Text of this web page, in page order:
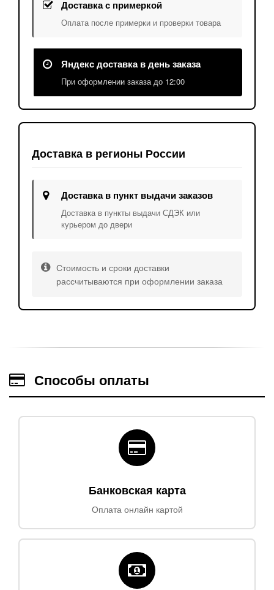
Доставка с примеркой
Оплата после примерки и проверки товара
Яндекс доставка в день заказа
При оформлении заказа до 12:00
Доставка в регионы России
Доставка в пункт выдачи заказов
Доставка в пункты выдачи СДЭК или
курьером до двери
Стоимость и сроки доставки
рассчитываются при оформлении заказа
Способы оплаты
Банковская карта
Оплата онлайн картой